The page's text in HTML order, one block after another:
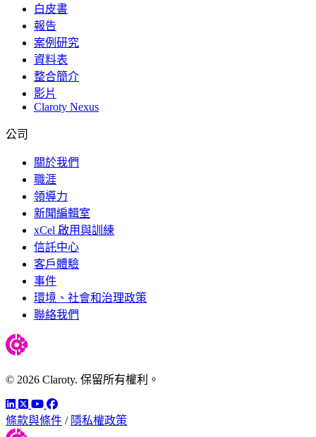
白皮書
報告
案例研究
資料表
整合簡介
影片
Claroty Nexus
公司
關於我們
職涯
領導力
新聞編輯室
xCel 啟用與訓練
信託中心
客戶體驗
事件
環境、社會和治理政策
聯絡我們
© 2026 Claroty. 保留所有權利。
LinkedIn
TwitterYouTube
Facebook
條款與條件 / 隱私權政策